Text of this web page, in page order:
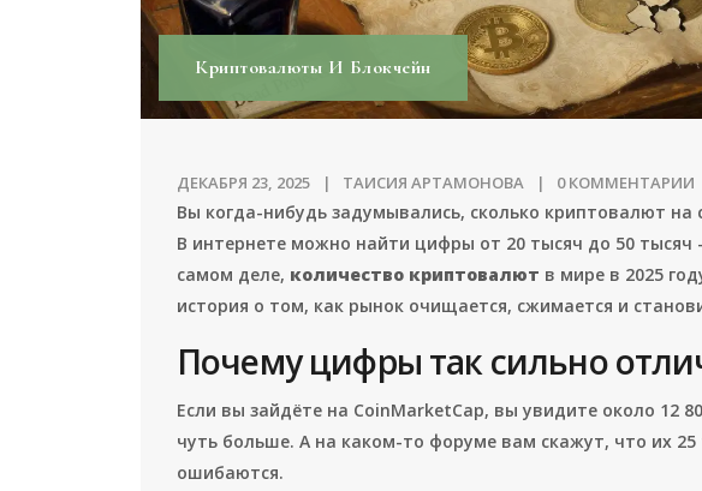
Криптовалюты И Блокчейн
ДЕКАБРЯ 23, 2025 ТАИСИЯ АРТАМОНОВА 0 КОММЕНТАРИИ
Вы когда-нибудь задумывались, сколько криптовалют на
В интернете можно найти цифры от 20 тысяч до 50 тысяч
самом деле, количество криптовалют в мире в 2025
история о том, как рынок очищается, сжимается и
Почему цифры так сильно
Если вы зайдёте на CoinMarketCap, вы увидите около 12
чуть больше. А на каком-то форуме вам скажут, что их 25
ошибаются.